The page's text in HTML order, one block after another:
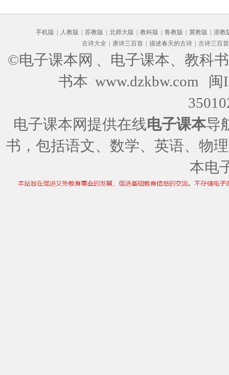
手机版 人教版 苏教版 北师大版 教科版 鲁教版 冀教版
浙教
古诗大全
唐诗三百首 描述春天的古诗 古诗三百首
©电子课本网 、电子课本、教科
书本 www.dzkbw.com
闽
电子课本网提供在线电子课本导
书，包括语文、数学、英语、物
本电